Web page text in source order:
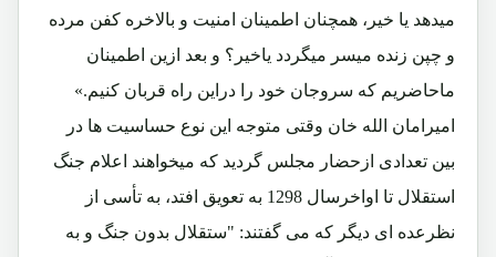
میدهد یا خیر، همچنان اطمینان امنیت و بالاخره کفن مرده
و چپن زنده میسر میگردد یاخیر؟ و بعد ازین اطمینان
ماحاضریم که سروجان خود را دراین راه قربان کنیم.»
امیرامان الله خان وقتی متوجه این نوع حساسیت ها در
بین تعدادی ازحضار مجلس گردید که میخواهند اعلام جنگ
استقلال تا اواخرسال 1298 به تعویق افتد، به تأسی از
نظرعده ای دیگر که می گفتند: "ستقلال بدون جنگ و به